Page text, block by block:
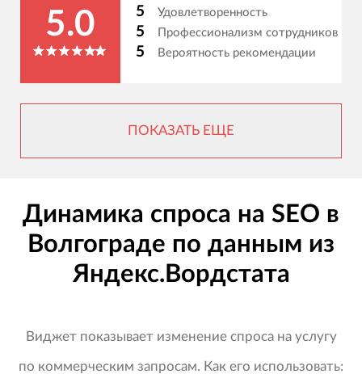
5.0 5 Удовлетворенность
5 Профессионализм сотрудников
5 Вероятность рекомендации
ПОКАЗАТЬ ЕЩЕ
Динамика спроса на SEO в
Волгограде по данным из
Яндекс.Вордстата
Виджет показывает изменение спроса на услугу
по коммерческим запросам. Как его использовать: